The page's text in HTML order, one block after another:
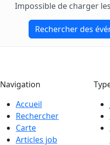
Impossible de charger
Rechercher des
Navigation
Accueil
Rechercher
Carte
Articles job